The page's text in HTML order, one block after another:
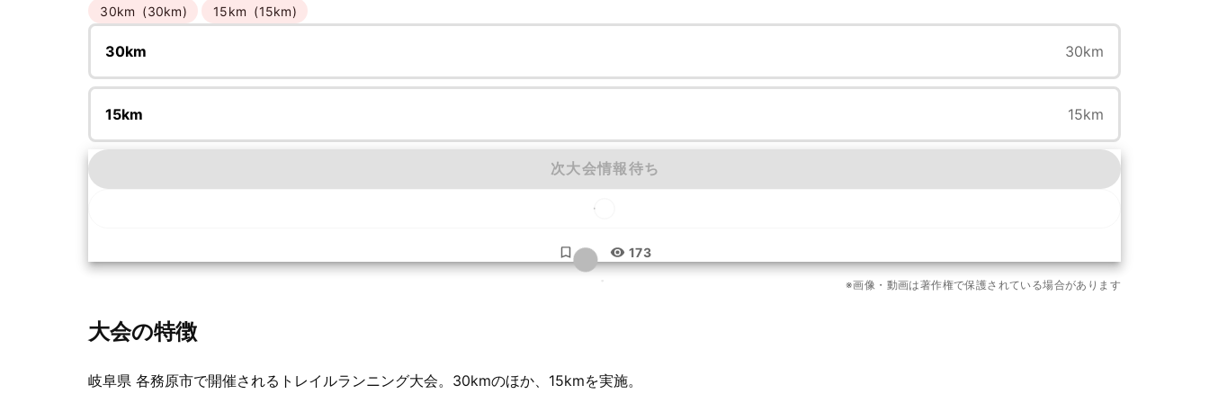
30km (30km) 15km (15km)
30km 30km
15km 15km
次大会情報待ち
... 173
もっと見る
14枚
※画像・動画は著作権で保護されている場合があります
大会の特徴
岐阜県 各務原市で開催されるトレイルランニング大会。30kmのほか、15kmを実施。